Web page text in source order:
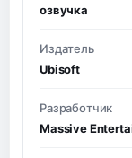
озвучка
Издатель
Ubisoft
Разработчик
Massive